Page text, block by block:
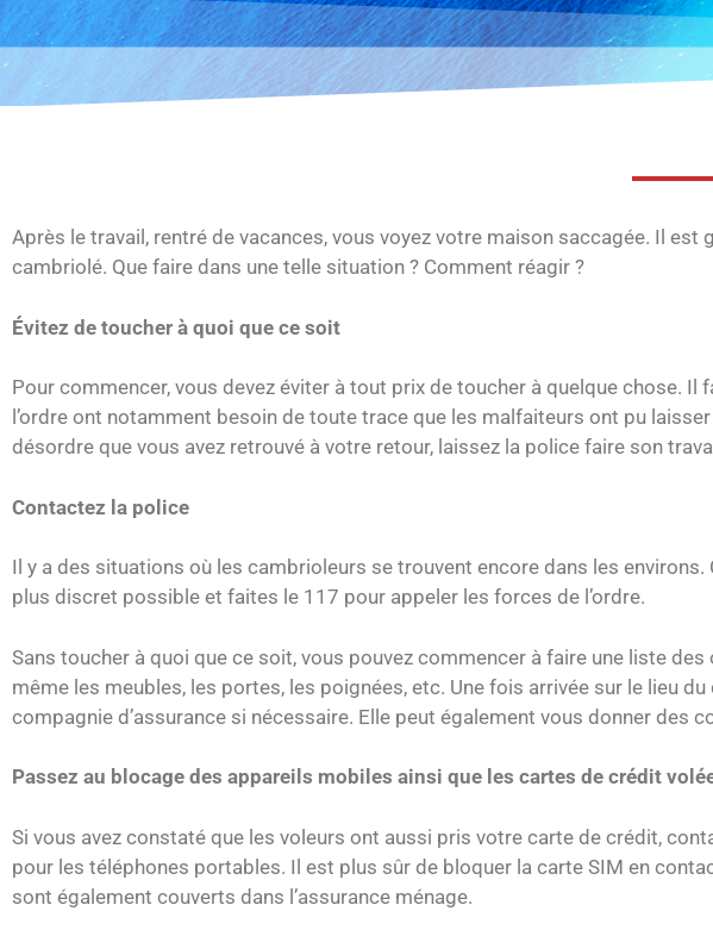
Après le travail, rentré de vacances, vous voyez votre maison saccagée. Il
cambriolé. Que faire dans une telle situation ? Comment réagir ?
Évitez de toucher à quoi que ce soit
Pour commencer, vous devez éviter à tout prix de toucher à quelque chose.
l’ordre ont notamment besoin de toute trace que les malfaiteurs ont pu
désordre que vous avez retrouvé à votre retour, laissez la police faire son
Contactez la police
Il y a des situations où les cambrioleurs se trouvent encore dans les
plus discret possible et faites le 117 pour appeler les forces de l’ordre.
Sans toucher à quoi que ce soit, vous pouvez commencer à faire une liste
même les meubles, les portes, les poignées, etc. Une fois arrivée sur le lieu
compagnie d’assurance si nécessaire. Elle peut également vous donner des
Passez au blocage des appareils mobiles ainsi que les cartes de crédit
Si vous avez constaté que les voleurs ont aussi pris votre carte de crédit,
pour les téléphones portables. Il est plus sûr de bloquer la carte SIM en
sont également couverts dans l’assurance ménage.